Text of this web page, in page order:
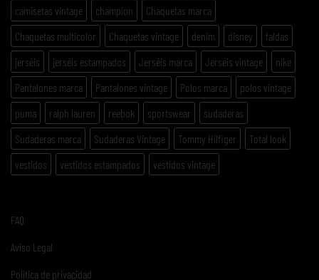
camisetas vintage
champion
Chaquetas marca
Chaquetas multicolor
Chaquetas vintage denim disney
faldas
jerséis
jerséis estampados Jerséis marca Jerséis vintage
nike
Pantalones marca
Pantalones vintage Polos marca
polos vintage
puma
ralph lauren reebok sportswear
sudaderas
Sudaderas marca
Sudaderas Vintage Tommy Hilfiger
Total look
vestidos
vestidos estampados vestidos vintage
FAQ
Aviso Legal
Politica de privacidad